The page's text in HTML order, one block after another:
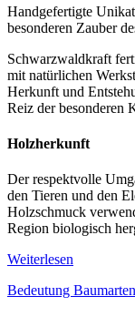
Handgefertigte
besonderen Zauber
Schwarzwaldkraft
mit natürlichen
Herkunft und
Reiz der besonderen
Holzherkunft
Der respektvolle
den Tieren und den
Holzschmuck
Region biologisch
Weiterlesen
Bedeutung Baumarten